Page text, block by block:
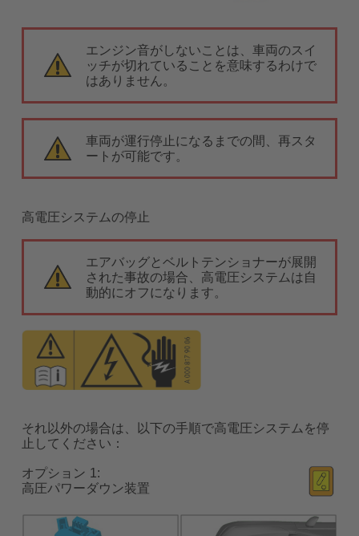
エンジン音がしないことは、車両のスイ
ッチが切れていることを意味するわけで
はありません。
車両が運行停止になるまでの間、再スタ
ートが可能です。
高電圧システムの停止
エアバッグとベルトテンショナーが展開
された事故の場合、高電圧システムは自
動的にオフになります。
それ以外の場合は、以下の手順で高電圧システムを停
止してください：
オプション
高圧パワーダウン装置